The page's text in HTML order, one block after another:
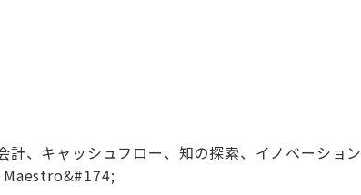
、キャッシュフロー、知の探索、イノベーション